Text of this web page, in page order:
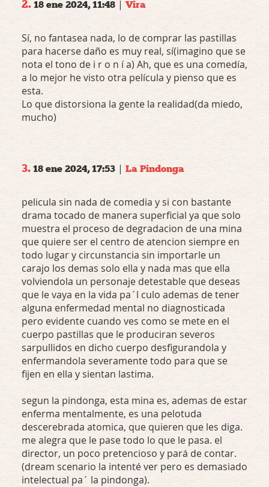
2. 18 ene 2024, 11:48 |Vira
Sí, no fantasea nada, lo de comprar las pastillas
para hacerse daño es muy real, sí(imagino que se
nota el tono de i r o n í a) Ah, que es una comedía,
a lo mejor he visto otra película y pienso que es
esta.
Lo que distorsiona la gente la realidad(da miedo,
mucho)
3. 18 ene 2024, 17:53 | La Pindonga
pelicula sin nada de comedia y si con bastante
drama tocado de manera superficial ya que solo
muestra el proceso de degradacion de una mina
que quiere ser el centro de atencion siempre en
todo lugar y circunstancia sin importarle un
carajo los demas solo ella y nada mas que ella
volviendola un personaje detestable que deseas
que le vaya en la vida pa´l culo ademas de tener
alguna enfermedad mental no diagnosticada
pero evidente cuando ves como se mete en el
cuerpo pastillas que le produciran severos
sarpullidos en dicho cuerpo desfigurandola y
enfermandola severamente todo para que se
fijen en ella y sientan lastima.
segun la pindonga, esta mina es, ademas de estar
enferma mentalmente, es una pelotuda
descerebrada atomica, que quieren que les diga.
me alegra que le pase todo lo que le pasa. el
director, un poco pretencioso y pará de contar.
(dream scenario la intenté ver pero es demasiado
intelectual pa´ la pindonga).